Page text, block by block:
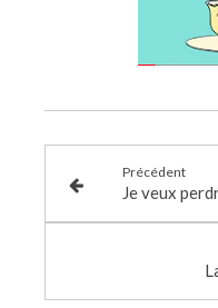
Précédent
Je veux